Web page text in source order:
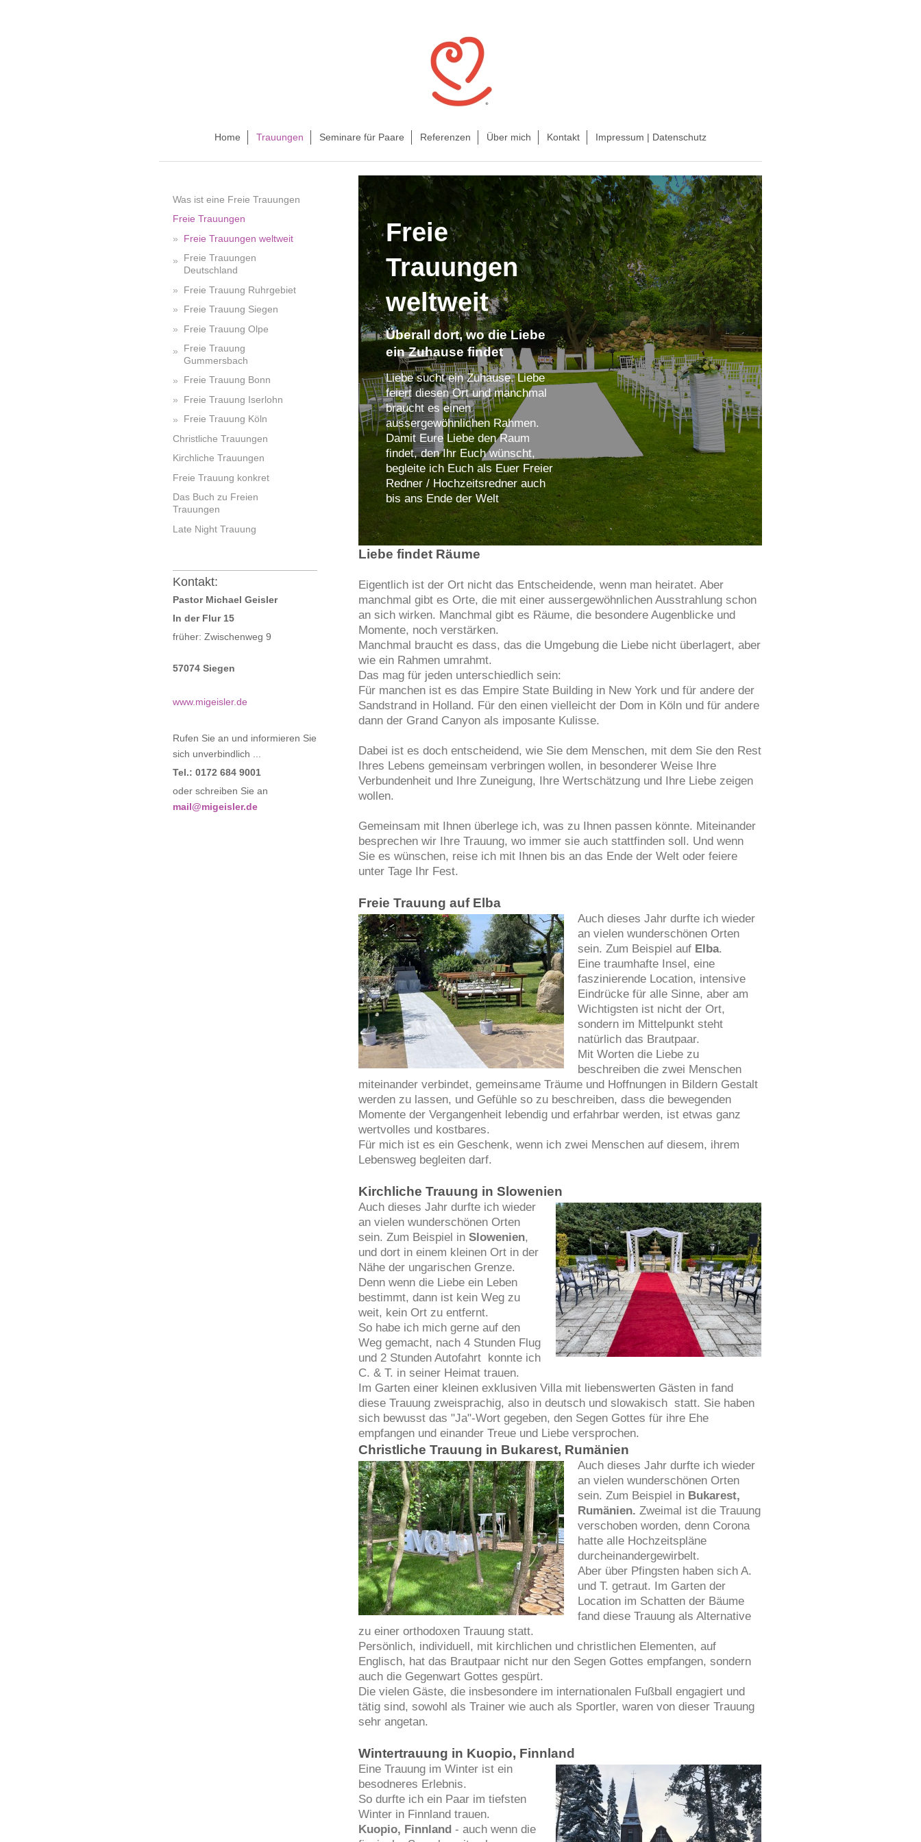
Home Trauungen Seminare für Paare Referenzen Über mich Kontakt Impressum | Datenschutz
Freie
Trauungen
weltweit
Überall dort, wo die Liebe
ein Zuhause findet
Liebe sucht ein Zuhause. Liebe
feiert diesen Ort und manchmal
braucht es einen
aussergewöhnlichen Rahmen.
Damit Eure Liebe den Raum
findet, den Ihr Euch wünscht,
begleite ich Euch als Euer Freier
Redner / Hochzeitsredner auch
bis ans Ende der Welt
Liebe findet Räume
Eigentlich ist der Ort nicht das Entscheidende, wenn man heiratet. Aber
manchmal gibt es Orte, die mit einer aussergewöhnlichen Ausstrahlung schon
an sich wirken. Manchmal gibt es Räume, die besondere Augenblicke und
Momente, noch verstärken.
Manchmal braucht es dass, das die Umgebung die Liebe nicht überlagert, aber
wie ein Rahmen umrahmt.
Das mag für jeden unterschiedlich sein:
Für manchen ist es das Empire State Building in New York und für andere der
Sandstrand in Holland. Für den einen vielleicht der Dom in Köln und für andere
dann der Grand Canyon als imposante Kulisse.
Dabei ist es doch entscheidend, wie Sie dem Menschen, mit dem Sie den Rest
Ihres Lebens gemeinsam verbringen wollen, in besonderer Weise Ihre
Verbundenheit und Ihre Zuneigung, Ihre Wertschätzung und Ihre Liebe zeigen
wollen.
Gemeinsam mit Ihnen überlege ich, was zu Ihnen passen könnte. Miteinander
besprechen wir Ihre Trauung, wo immer sie auch stattfinden soll. Und wenn
Sie es wünschen, reise ich mit Ihnen bis an das Ende der Welt oder feiere
unter Tage Ihr Fest.
Freie Trauung auf Elba
Auch dieses Jahr durfte ich wieder
an vielen wunderschönen Orten
sein. Zum Beispiel auf Elba.
Eine traumhafte Insel, eine
faszinierende Location, intensive
Eindrücke für alle Sinne, aber am
Wichtigsten ist nicht der Ort,
sondern im Mittelpunkt steht
natürlich das Brautpaar.
Mit Worten die Liebe zu
beschreiben die zwei Menschen
miteinander verbindet, gemeinsame Träume und Hoffnungen in Bildern Gestalt
werden zu lassen, und Gefühle so zu beschreiben, dass die bewegenden
Momente der Vergangenheit lebendig und erfahrbar werden, ist etwas ganz
wertvolles und kostbares.
Für mich ist es ein Geschenk, wenn ich zwei Menschen auf diesem, ihrem
Lebensweg begleiten darf.
Kirchliche Trauung in Slowenien
Auch dieses Jahr durfte ich wieder
an vielen wunderschönen Orten
sein. Zum Beispiel in Slowenien,
und dort in einem kleinen Ort in der
Nähe der ungarischen Grenze.
Denn wenn die Liebe ein Leben
bestimmt, dann ist kein Weg zu
weit, kein Ort zu entfernt.
So habe ich mich gerne auf den
Weg gemacht, nach 4 Stunden Flug
und 2 Stunden Autofahrt konnte ich
C. & T. in seiner Heimat trauen.
Im Garten einer kleinen exklusiven Villa mit liebenswerten Gästen in fand
diese Trauung zweisprachig, also in deutsch und slowakisch statt. Sie haben
sich bewusst das "Ja"-Wort gegeben, den Segen Gottes für ihre Ehe
empfangen und einander Treue und Liebe versprochen.
Christliche Trauung in Bukarest, Rumänien
Auch dieses Jahr durfte ich wieder
an vielen wunderschönen Orten
sein. Zum Beispiel in Bukarest,
Rumänien. Zweimal ist die Trauung
verschoben worden, denn Corona
hatte alle Hochzeitspläne
durcheinandergewirbelt.
Aber über Pfingsten haben sich A.
und T. getraut. Im Garten der
Location im Schatten der Bäume
fand diese Trauung als Alternative
zu einer orthodoxen Trauung statt.
Persönlich, individuell, mit kirchlichen und christlichen Elementen, auf
Englisch, hat das Brautpaar nicht nur den Segen Gottes empfangen, sondern
auch die Gegenwart Gottes gespürt.
Die vielen Gäste, die insbesondere im internationalen Fußball engagiert und
tätig sind, sowohl als Trainer wie auch als Sportler, waren von dieser Trauung
sehr angetan.
Wintertrauung in Kuopio, Finnland
Eine Trauung im Winter ist ein
besodneres Erlebnis.
So durfte ich ein Paar im tiefsten
Winter in Finnland trauen.
Kuopio, Finnland- auch wenn die
Was ist eine Freie Trauungen
Freie Trauungen
Freie Trauungen weltweit
Freie Trauungen
Deutschland
Freie Trauung Ruhrgebiet
Freie Trauung Siegen
Freie Trauung Olpe
Freie Trauung
Gummersbach
Freie Trauung Bonn
Freie Trauung Iserlohn
Freie Trauung Köln
Christliche Trauungen
Kirchliche Trauungen
Freie Trauung konkret
Das Buch zu Freien
Trauungen
Late Night Trauung
Kontakt:
Pastor Michael Geisler
In der Flur 15
früher: Zwischenweg 9
57074 Siegen
www.migeisler.de
Rufen Sie an und informieren Sie
sich unverbindlich ...
Tel.: 0172 684 9001
oder schreiben Sie an
mail@migeisler.de